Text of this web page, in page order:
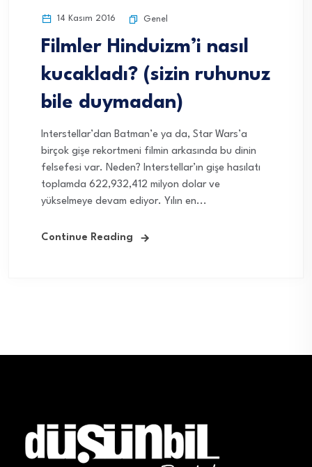
14 Kasım 2016 Genel
Filmler Hinduizm’i nasıl
kucakladı? (sizin ruhunuz
bile duymadan)
Interstellar’dan Batman’e ya da, Star Wars’a
birçok gişe rekortmeni filmin arkasında bu dinin
felsefesi var. Neden? Interstellar’ın gişe hasılatı
toplamda 622,932,412 milyon dolar ve
yükselmeye devam ediyor. Yılın en...
Continue Reading